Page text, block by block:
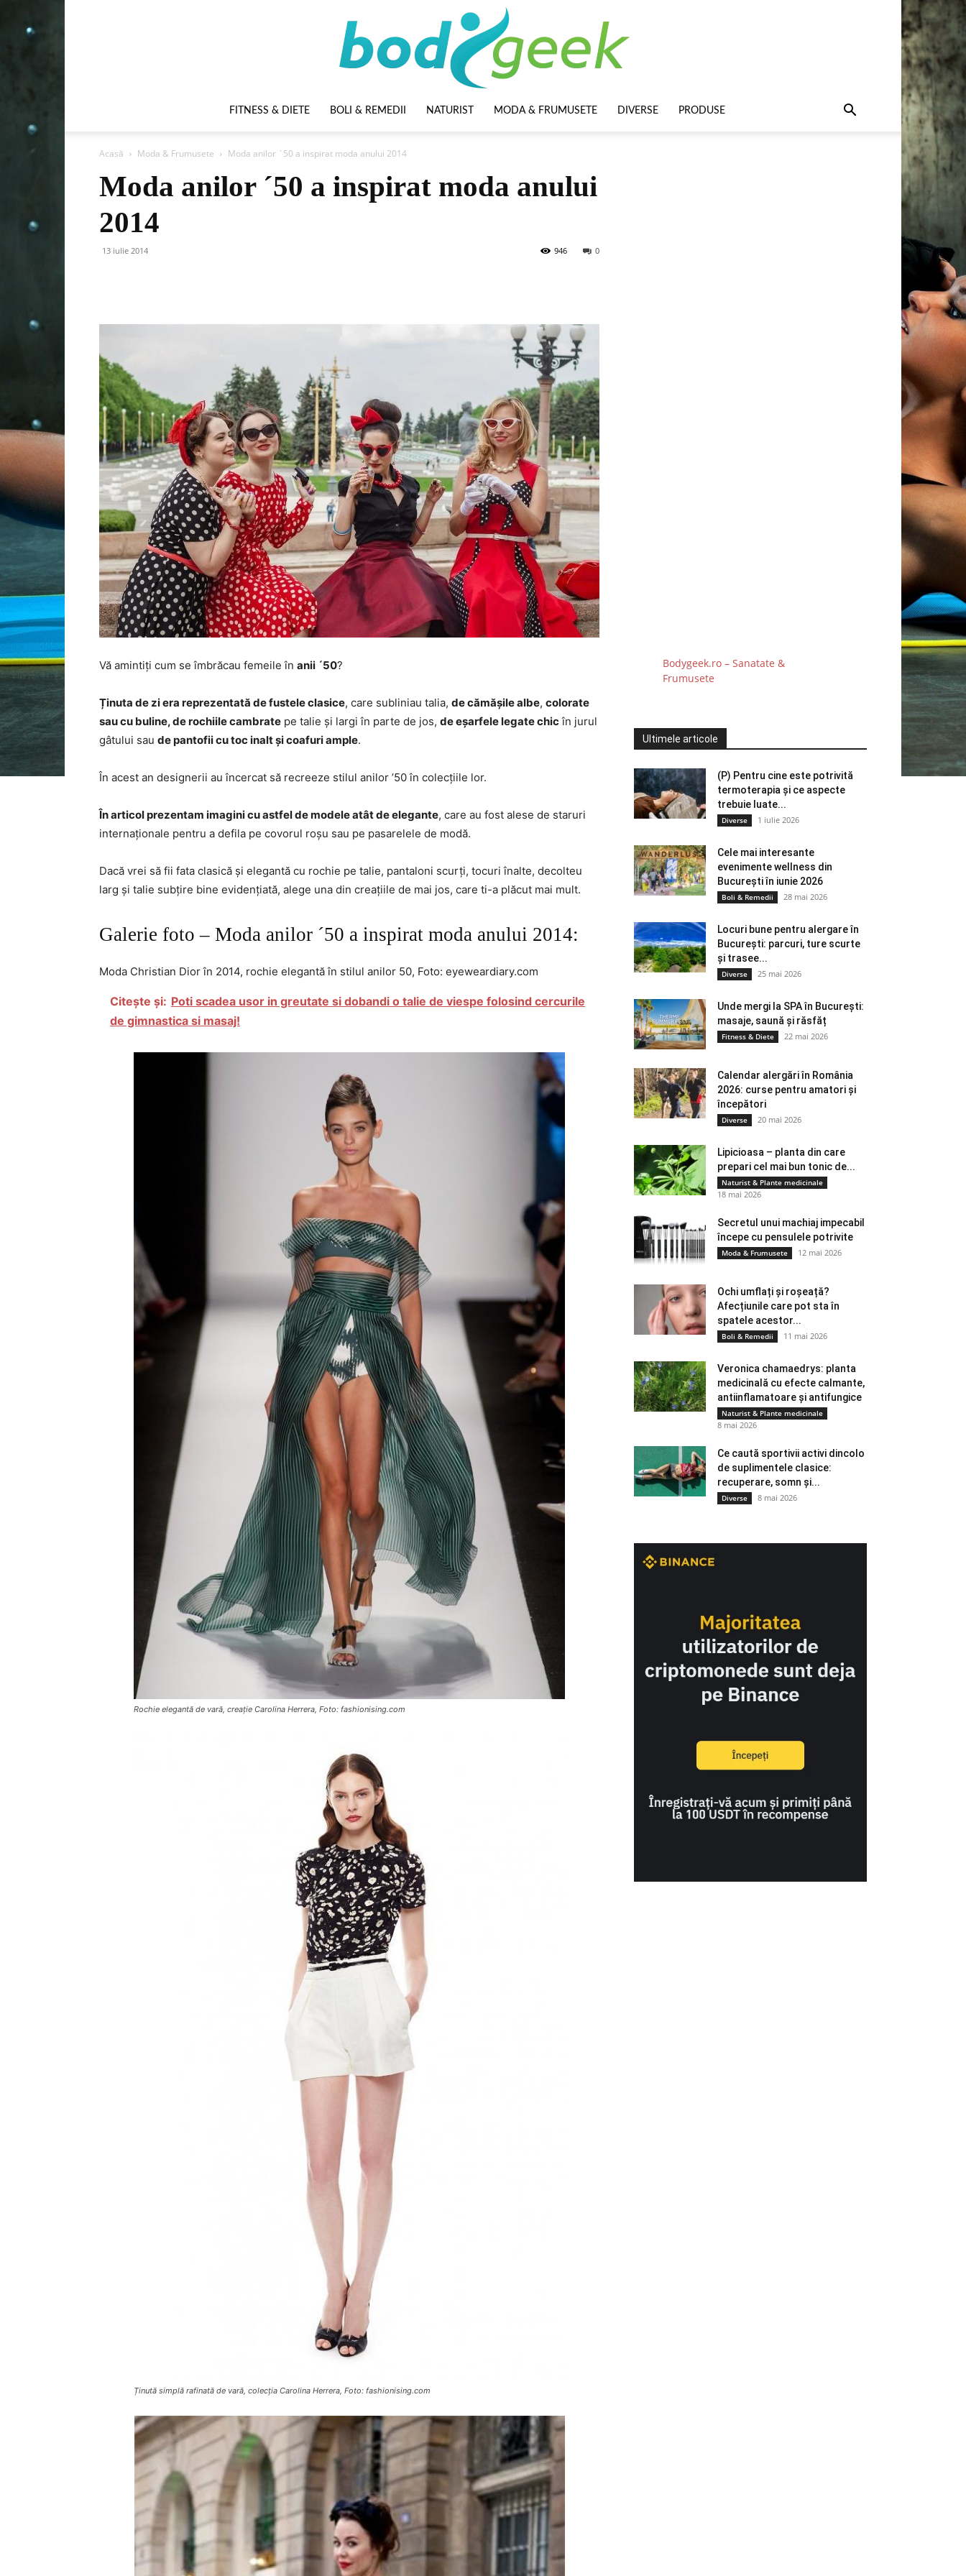
FITNESS & DIETE BOLI & REMEDII NATURIST MODA & FRUMUSETE DIVERSE PRODUSE
Acasă Moda & Frumusete Moda anilor ´50 a inspirat moda anului 2014
Moda anilor ´50 a inspirat moda anului
2014
13 iulie 2014 0
946
Vă amintiți cum se îmbrăcau femeile în anii ´50?
Ținuta de zi era reprezentată de fustele clasice, care subliniau talia, de cămășile albe, colorate
sau cu buline, de rochiile cambrate pe talie și largi în parte de jos, de eșarfele legate chicîn jurul
gâtului sau de pantofii cu toc inalt și coafuri ample.
În acest an designerii au încercat să recreeze stilul anilor ’50 în colecțiile lor.
În articol prezentam imagini cu astfel de modele atât de elegante, care au fost alese de staruri
internaționale pentru a defila pe covorul roșu sau pe pasarelele de modă.
Dacă vrei să fii fata clasică și elegantă cu rochie pe talie, pantaloni scurți, tocuri înalte, decolteu
larg și talie subțire bine evidențiată, alege una din creațiile de mai jos, care ti-a plăcut mai mult.
Galerie foto – Moda anilor ´50 a inspirat moda anului 2014:
Moda Christian Dior în 2014, rochie elegantă în stilul anilor 50, Foto: eyeweardiary.com
Citește și: Poti scadea usor in greutate si dobandi o talie de viespe folosind cercurile
de gimnastica si masaj!
Rochie elegantă de vară, creație Carolina Herrera, Foto: fashionising.com
Ținută simplă rafinată de vară, colecția Carolina Herrera, Foto: fashionising.com
Bodygeek.ro – Sanatate &
Frumusete
Ultimele articole
(P) Pentru cine este potrivită
termoterapia și ce aspecte
trebuie luate...
Diverse 1 iulie 2026
Cele mai interesante
evenimente wellness din
București în iunie 2026
Boli & Remedii 28 mai 2026
Locuri bune pentru alergare în
București: parcuri, ture scurte
și trasee...
Diverse 25 mai 2026
Unde mergi la SPA în București:
masaje, saună și răsfăț
Fitness & Diete 22 mai 2026
Calendar alergări în România
2026: curse pentru amatori și
începători
Diverse 20 mai 2026
Lipicioasa – planta din care
prepari cel mai bun tonic de...
Naturist & Plante medicinale
18 mai 2026
Secretul unui machiaj impecabil
începe cu pensulele potrivite
Moda & Frumusete 12 mai 2026
Ochi umflați și roșeață?
Afecțiunile care pot sta în
spatele acestor...
Boli & Remedii 11 mai 2026
Veronica chamaedrys: planta
medicinală cu efecte calmante,
antiinflamatoare și antifungice
Naturist & Plante medicinale
8 mai 2026
Ce caută sportivii activi dincolo
de suplimentele clasice:
recuperare, somn și...
Diverse 8 mai 2026